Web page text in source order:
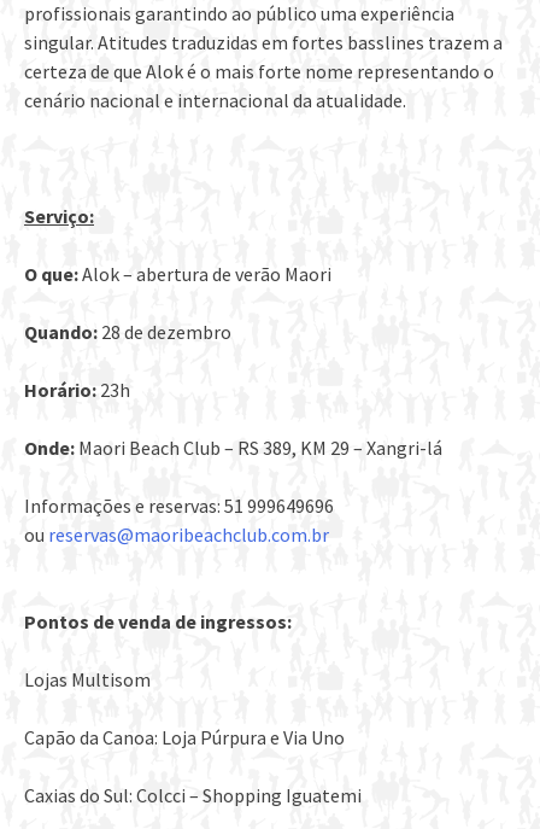
profissionais garantindo ao público uma experiência
singular. Atitudes traduzidas em fortes basslines trazem a
certeza de que Alok é o mais forte nome representando o
cenário nacional e internacional da atualidade.
Serviço:
O que:Alok – abertura de verão Maori
Quando: 28 de dezembro
Horário: 23h
Onde: Maori Beach Club – RS 389, KM 29 – Xangri-lá
Informações e reservas: 51 999649696
ou reservas@maoribeachclub.com.br
Pontos de venda de ingressos:
Lojas Multisom
Capão da Canoa: Loja Púrpura e Via Uno
Caxias do Sul: Colcci – Shopping Iguatemi